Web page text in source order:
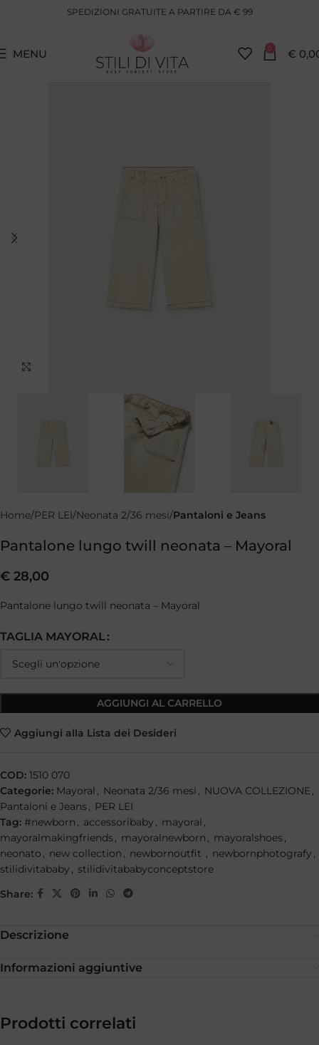
SPEDIZIONI GRATUITE A PARTIRE DA € 99
MENU 0 €
Home PER LEI Neonata 2/36 mesi Pantaloni e Jeans
Pantalone lungo twill neonata – Mayoral
€ 28,00
Pantalone lungo twill neonata – Mayoral
TAGLIA MAYORAL
AGGIUNGI AL CARRELLO
Aggiungi alla Lista dei Desideri
COD: 1510 070
Categorie: Mayoral , Neonata 2/36 mesi , NUOVA COLLEZIONE,
Pantaloni e Jeans , PER LEI
Tag: #newborn , accessoribaby , mayoral ,
mayoralmakingfriends , mayoralnewborn , mayoralshoes ,
neonato , new collection , newbornoutfit , newbornphotografy ,
stilidivitababy , stilidivitababyconceptstore
Share:
Descrizione
Informazioni aggiuntive
Prodotti correlati